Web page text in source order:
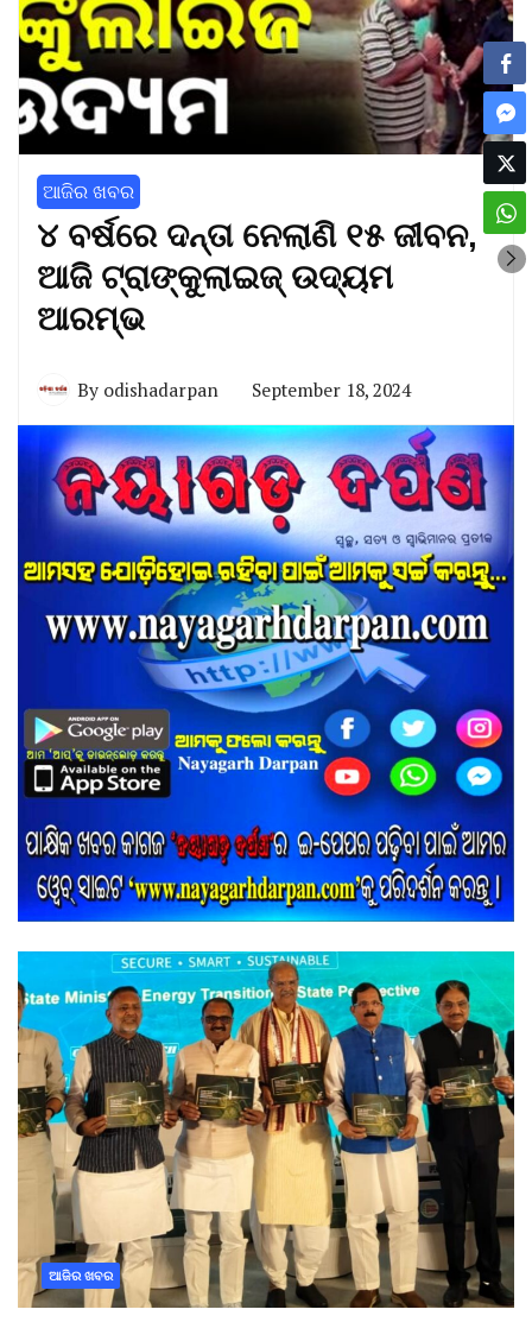
ଆଜିର ଖବର
୪ ବର୍ଷରେ ଦନ୍ତା ନେଲାଣି ୧୫ ଜୀବନ,
ଆଜି ଟ୍ରାଙ୍କୁଲାଇଜ୍‌ ଉଦ୍ୟମ
ଆରମ୍ଭ
By odishadarpan September 18, 2024
ଆଜିର ଖବର